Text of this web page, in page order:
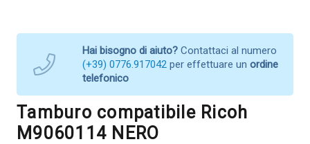
Hai bisogno di aiuto? Contattaci al numero
(+39) 0776.917042 per effettuare un ordine
telefonico
Tamburo compatibile Ricoh
M9060114 NERO